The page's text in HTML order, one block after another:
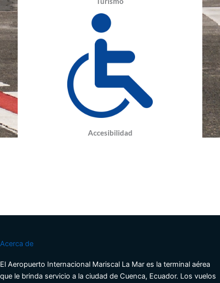
Accesibilidad
Acerca de
El Aeropuerto Internacional Mariscal La Mar es la terminal aérea
que le brinda servicio a la ciudad de Cuenca, Ecuador. Los vuelos